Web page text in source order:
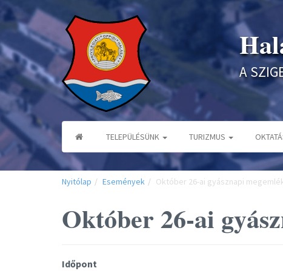
A
TELEPÜLÉSÜNK TURIZMUS
Nyitólap Események Október 26-ai gyásznapi
Október 26-ai
Időpont